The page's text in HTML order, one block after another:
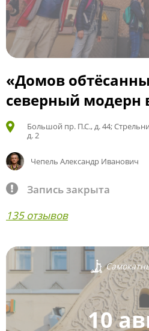
«Домов
северный модерн
Большой пр. П.С., д. 44;
д. 2
Чепель Александр Иванович
Запись закрыта
135 отзывов
10